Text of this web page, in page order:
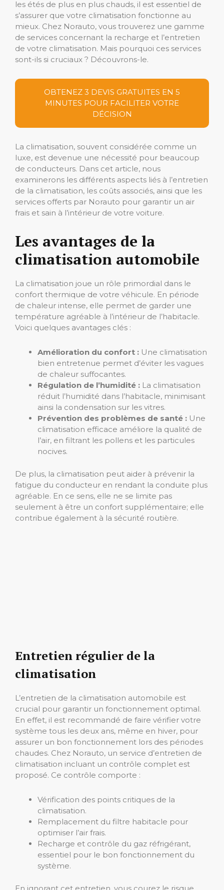
les étés de plus en plus chauds, il est essentiel de
s’assurer que votre climatisation fonctionne au
mieux. Chez Norauto, vous trouverez une gamme
de services concernant la recharge et l’entretien
de votre climatisation. Mais pourquoi ces services
sont-ils si cruciaux ? Découvrons-le.
OBTENEZ 3 DEVIS GRATUITES EN 5
MINUTES POUR FACILITER VOTRE
DÉCISION
La climatisation, souvent considérée comme un
luxe, est devenue une nécessité pour beaucoup
de conducteurs. Dans cet article, nous
examinerons les différents aspects liés à l’entretien
de la climatisation, les coûts associés, ainsi que les
services offerts par Norauto pour garantir un air
frais et sain à l’intérieur de votre voiture.
Les avantages de la
climatisation automobile
La climatisation joue un rôle primordial dans le
confort thermique de votre véhicule. En période
de chaleur intense, elle permet de garder une
température agréable à l’intérieur de l’habitacle.
Voici quelques avantages clés :
Amélioration du confort : Une climatisation
bien entretenue permet d’éviter les vagues
de chaleur suffocantes.
Régulation de l’humidité : La climatisation
réduit l’humidité dans l’habitacle, minimisant
ainsi la condensation sur les vitres.
Prévention des problèmes de santé : Une
climatisation efficace améliore la qualité de
l’air, en filtrant les pollens et les particules
nocives.
De plus, la climatisation peut aider à prévenir la
fatigue du conducteur en rendant la conduite plus
agréable. En ce sens, elle ne se limite pas
seulement à être un confort supplémentaire; elle
contribue également à la sécurité routière.
Entretien régulier de la
climatisation
L’entretien de la climatisation automobile est
crucial pour garantir un fonctionnement optimal.
En effet, il est recommandé de faire vérifier votre
système tous les deux ans, même en hiver, pour
assurer un bon fonctionnement lors des périodes
chaudes. Chez Norauto, un service d’entretien de
climatisation incluant un contrôle complet est
proposé. Ce contrôle comporte :
Vérification des points critiques de la
climatisation.
Remplacement du filtre habitacle pour
optimiser l’air frais.
Recharge et contrôle du gaz réfrigérant,
essentiel pour le bon fonctionnement du
système.
En ignorant cet entretien, vous courez le risque